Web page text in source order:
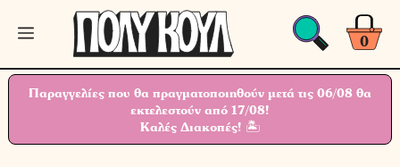
Μετάβαση
περιεχόμενο
0
Μενού
Παραγγελίες που θα πραγματοποιηθούν μετά τις 06/08 θα
εκτελεστούν από 17/08!
Καλές Διακοπές! 🏝